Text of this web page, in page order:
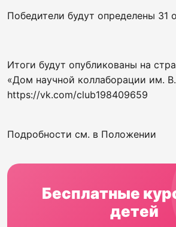
Победители будут определены 31
Итоги будут опубликованы на
«Дом научной коллаборации им.
https://vk.com/club198409659
Подробности см. в Положении
Бесплатные
детей